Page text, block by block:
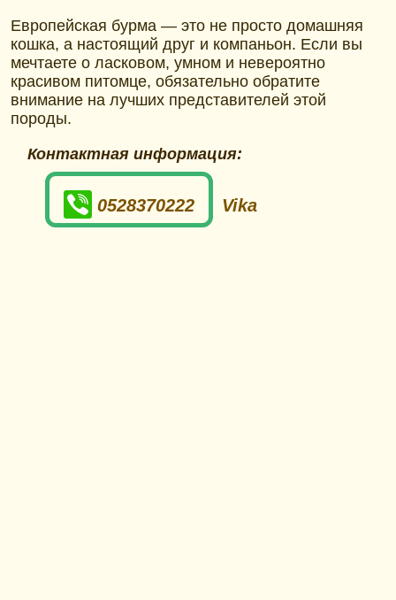
Европейская бурма — это не просто домашняя
кошка, а настоящий друг и компаньон. Если вы
мечтаете о ласковом, умном и невероятно
красивом питомце, обязательно обратите
внимание на лучших представителей этой
породы.
Контактная информация:
0528370222 Vika